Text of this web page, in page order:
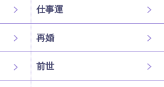
仕事運
再婚
前世